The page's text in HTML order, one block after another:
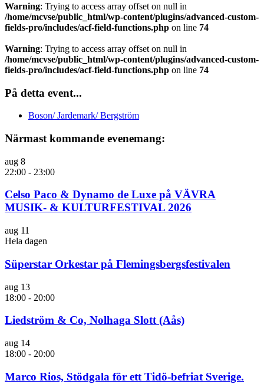
Warning: Trying to access array offset on null in
/home/mcvse/public_html/wp-content/plugins/advanced-custom-
fields-pro/includes/acf-field-functions.php on line 74
Warning: Trying to access array offset on null in
/home/mcvse/public_html/wp-content/plugins/advanced-custom-
fields-pro/includes/acf-field-functions.php on line 74
På detta event...
Boson/ Jardemark/ Bergström
Närmast kommande evenemang:
aug 8
22:00 - 23:00
Celso Paco & Dynamo de Luxe på VÄVRA
MUSIK- & KULTURFESTIVAL 2026
aug 11
Hela dagen
Süperstar Orkestar på Flemingsbergsfestivalen
aug 13
18:00 - 20:00
Liedström & Co, Nolhaga Slott (Aås)
aug 14
18:00 - 20:00
Marco Rios, Stödgala för ett Tidö-befriat Sverige.